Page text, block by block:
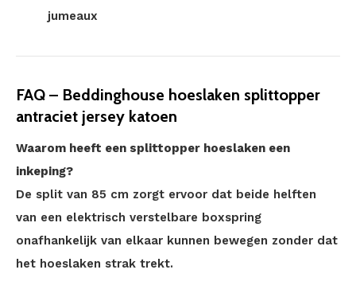
jumeaux
FAQ – Beddinghouse hoeslaken splittopper
antraciet jersey katoen
Waarom heeft een splittopper hoeslaken een
inkeping?
De split van 85 cm zorgt ervoor dat beide helften
van een elektrisch verstelbare boxspring
onafhankelijk van elkaar kunnen bewegen zonder dat
het hoeslaken strak trekt.